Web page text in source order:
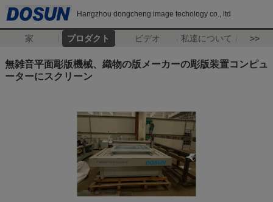
Hangzhou dongcheng image techology co., ltd
家 プロダクト ビデオ 私達について >>
無雑音平面彫版機械、織物の版メーカーの彫版装置コンピュ
ーターにスクリーン